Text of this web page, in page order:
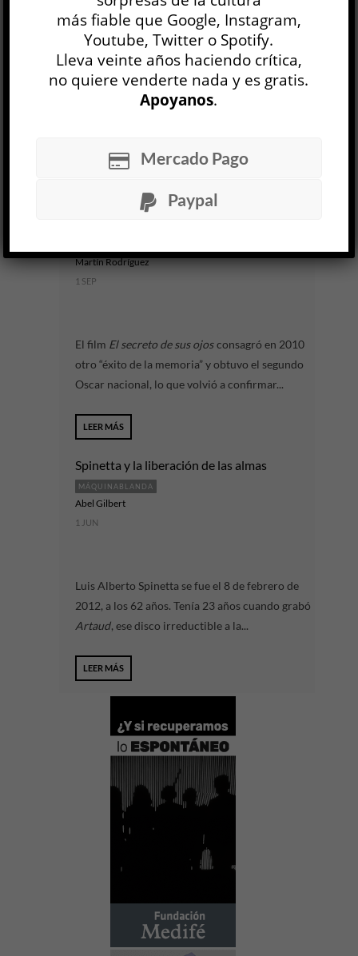
Libros invisibles. La clínica y la lectura
MÁQUINABLANDA
Aquiles Cristiani
1 MAR
La plaza del ghetto se reduce a los límites del
Martín Rodríguez
1 SEP
El film El secreto de sus ojosconsagró en 2010
otro “éxito de la memoria” y obtuvo el segundo
Oscar nacional, lo que volvió a confirmar...
LEER MÁS
Spinetta y la liberación de las almas
MÁQUINABLANDA
Abel Gilbert
1 JUN
Luis Alberto Spinetta se fue el 8 de febrero de
2012, a los 62 años. Tenía 23 años cuando grabó
Artaud, ese disco irreductible a la...
LEER MÁS
más fiable que Google, Instagram,
Youtube, Twitter o Spotify.
Lleva veinte años haciendo crítica,
no quiere venderte nada y es gratis.
Apoyanos.
Mercado Pago
Paypal